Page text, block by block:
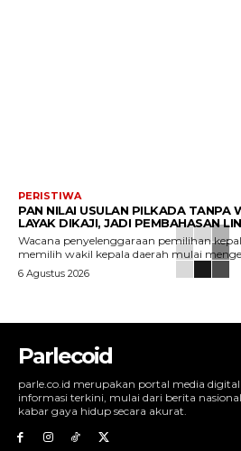
PERISTIWA
PAN NILAI USULAN PILKADA TANPA
LAYAK DIKAJI, JADI PEMBAHASAN
Wacana penyelenggaraan pemilihan
memilih wakil kepala daerah mulai
6 Agustus 2026
Parlecoid
parle.co.id merupakan portal media
informasi terkini, mulai dari berita
kabar gaya hidup secara akurat.